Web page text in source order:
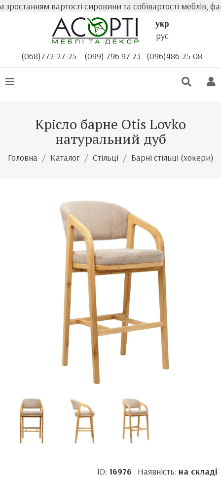
вартості сировини та собівартості меблів,
укр
рус
(068)772-27-25
(099) 796 97 23 (096)486-25-08
Крісло барне Otis Lovko
натуральний дуб
Головна Каталог Стільці Барні стільці (хокери)
ID: 16976 Наявність: на складі